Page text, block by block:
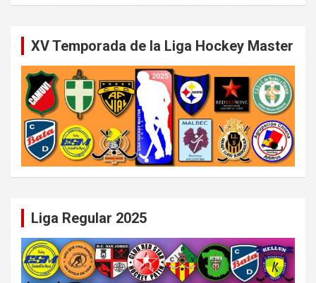
XV Temporada de la Liga Hockey Master
Liga Regular 2025